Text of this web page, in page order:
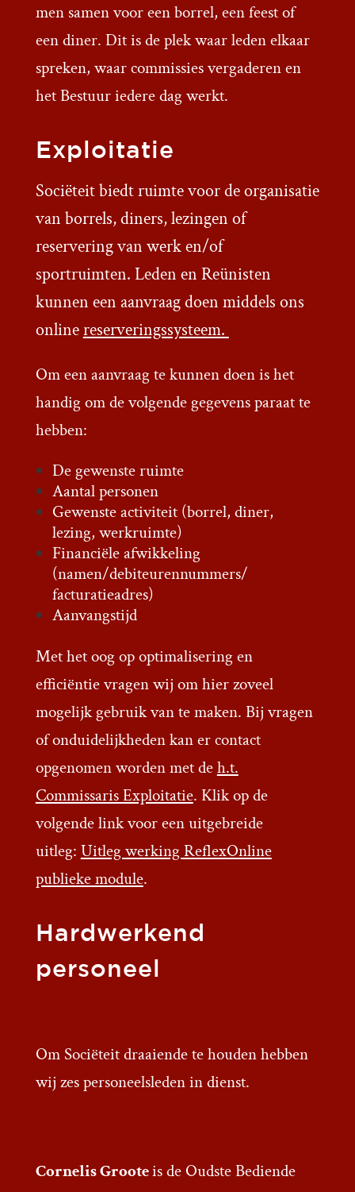
men samen voor een borrel, een feest of
een diner. Dit is de plek waar leden elkaar
spreken, waar commissies vergaderen en
het Bestuur iedere dag werkt.
Exploitatie
Sociëteit biedt ruimte voor de organisatie
van borrels, diners, lezingen of
reservering van werk en/of
sportruimten. Leden en Reünisten
kunnen een aanvraag doen middels ons
onlinereserveringssysteem.
Om een aanvraag te kunnen doen is het
handig om de volgende gegevens paraat te
hebben:
De gewenste ruimte
Aantal personen
Gewenste activiteit (borrel, diner,
lezing, werkruimte)
Financiële afwikkeling
(namen/debiteurennummers/
facturatieadres)
Aanvangstijd
Met het oog op optimalisering en
efficiëntie vragen wij om hier zoveel
mogelijk gebruik van te maken. Bij vragen
of onduidelijkheden kan er contact
opgenomen worden met deh.t.
Commissaris Exploitatie. Klik op de
volgende link voor een uitgebreide
uitleg: Uitleg werking ReflexOnline
publieke module.
Hardwerkend
personeel
Om Sociëteit draaiende te houden hebben
wij zes personeelsleden in dienst.
Cornelis Grooteis de Oudste Bediende